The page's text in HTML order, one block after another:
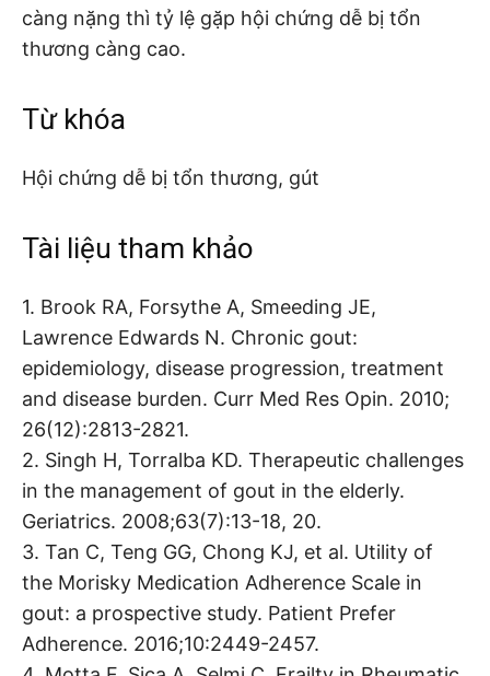
càng nặng thì tỷ lệ gặp hội chứng dễ bị tổn
thương càng cao.
Từ khóa
Hội chứng dễ bị tổn thương, gút
Tài liệu tham khảo
1. Brook RA, Forsythe A, Smeeding JE,
Lawrence Edwards N. Chronic gout:
epidemiology, disease progression, treatment
and disease burden. Curr Med Res Opin. 2010;
26(12):2813-2821.
2. Singh H, Torralba KD. Therapeutic challenges
in the management of gout in the elderly.
Geriatrics. 2008;63(7):13-18, 20.
3. Tan C, Teng GG, Chong KJ, et al. Utility of
the Morisky Medication Adherence Scale in
gout: a prospective study. Patient Prefer
Adherence. 2016;10:2449-2457.